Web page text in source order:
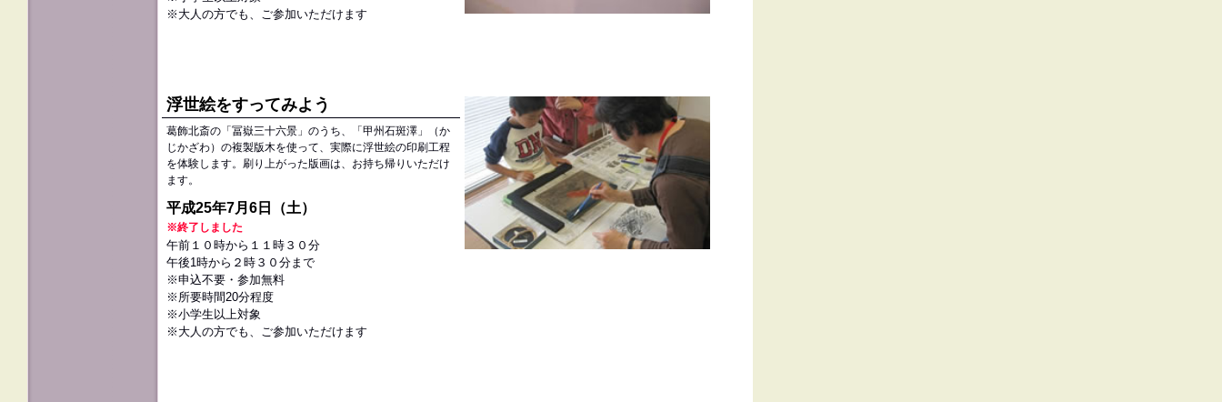
※大人の方でも、ご参加いただけます
浮世絵をすってみよう
葛飾北斎の「冨嶽三十六景」のうち、「甲州石斑澤」（か
じかざわ）の複製版木を使って、実際に浮世絵の印刷工程
を体験します。刷り上がった版画は、お持ち帰りいただけ
ます。
平成25年7月6日（土）
※終了しました
午前１０時から１１時３０分
午後1時から２時３０分まで
※申込不要・参加無料
※所要時間20分程度
※小学生以上対象
※大人の方でも、ご参加いただけます